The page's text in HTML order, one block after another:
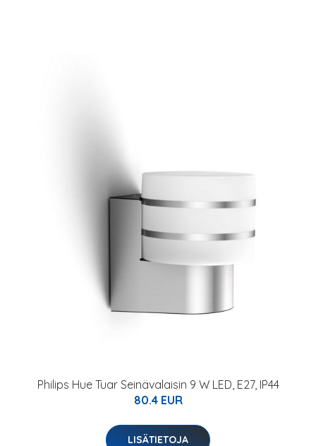
Philips Hue Tuar Seinävalaisin 9 W LED, E27, IP44
80.4 EUR
LISÄTIETOJA